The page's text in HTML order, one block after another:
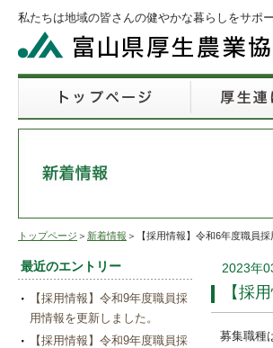
私たちは地域の皆さんの健やかな暮らしをサポー
トップページ ＞ 新着情報 ＞【採用情報】令和6年度職員採
2023年
【採
募集職種
最近のエントリー
【採用情報】令和9年度職員採
用情報を更新しました。
【採用情報】令和9年度職員採